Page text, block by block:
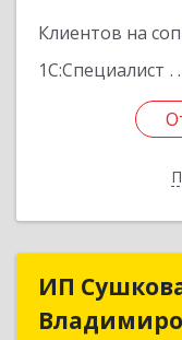
Клиентов на
1С:Специалист
ИП